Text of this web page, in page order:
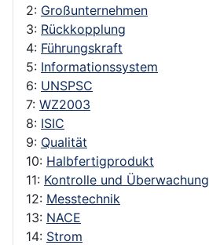
2: Großunternehmen
3: Rückkopplung
4: Führungskraft
5: Informationssystem
6: UNSPSC
7: WZ2003
8: ISIC
9: Qualität
10: Halbfertigprodukt
11: Kontrolle und Überwachung
12: Messtechnik
13: NACE
14: Strom